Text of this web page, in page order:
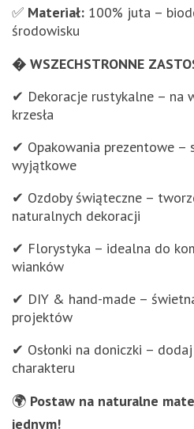
✅ Materiał: 100% juta –
środowisku
� WSZECHSTRONNE
✔ Dekoracje rustykalne – na
krzesła
✔ Opakowania prezentowe –
wyjątkowe
✔ Ozdoby świąteczne –
naturalnych dekoracji
✔ Florystyka – idealna do
wianków
✔ DIY & hand-made –
projektów
✔ Osłonki na doniczki –
charakteru
🌍 Postaw na naturalne
jednym!